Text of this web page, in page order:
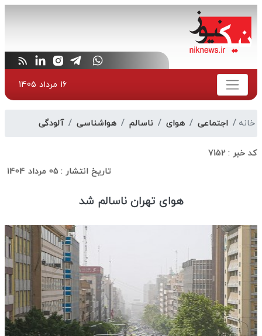
16 مرداد 1405
خانه اجتماعی هوای ناسالم هواشناسی آلودگی
کد خبر :7152
تاریخ انتشار :05 مرداد 1404
هوای تهران ناسالم شد